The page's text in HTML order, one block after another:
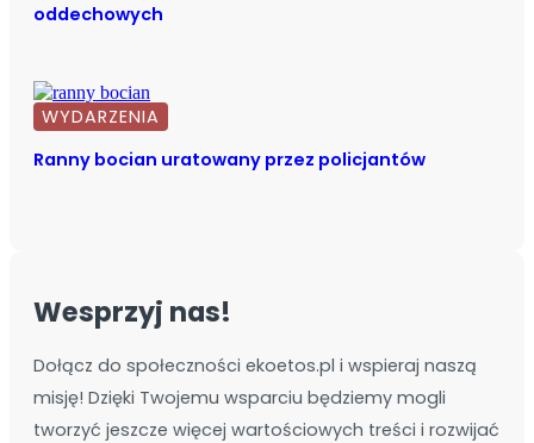
oddechowych
WYDARZENIA
Ranny bocian uratowany przez policjantów
Wesprzyj nas!
Dołącz do społeczności ekoetos.pl i wspieraj naszą
misję! Dzięki Twojemu wsparciu będziemy mogli
tworzyć jeszcze więcej wartościowych treści i rozwijać